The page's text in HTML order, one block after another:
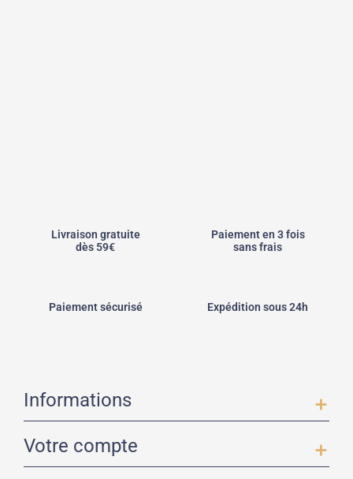
Livraison gratuite
dès 59€
Paiement en 3 fois
sans frais
Paiement sécurisé Expédition sous 24h
Informations add
Votre compte add